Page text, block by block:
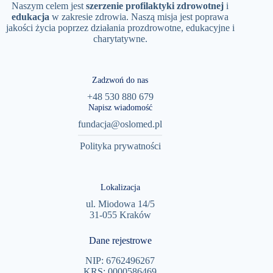
Naszym celem jestszerzenie profilaktyki zdrowotnej i
edukacja w zakresie zdrowia. Naszą misja jest poprawa
jakości życia poprzez działania prozdrowotne, edukacyjne i
charytatywne.
Zadzwoń do nas
+48 530 880 679
Napisz wiadomość
fundacja@oslomed.pl
Polityka prywatności
Lokalizacja
ul. Miodowa 14/5
31-055 Kraków
Dane rejestrowe
NIP: 6762496267